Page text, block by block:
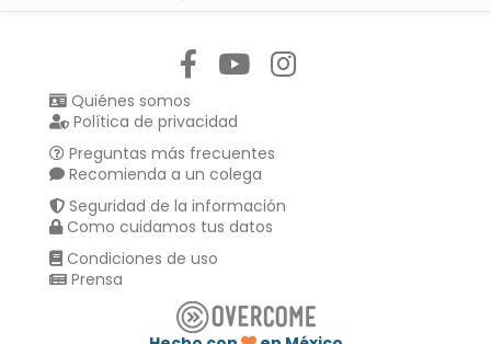
Quiénes somos
Política de privacidad
Preguntas más frecuentes
Recomienda a un colega
Seguridad de la información
Como cuidamos tus datos
Condiciones de uso
Prensa